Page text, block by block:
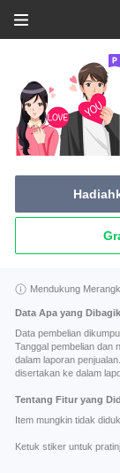
Mendukung
Data Apa yang
Data pembelian
Tanggal pembelian dan
dalam laporan
disertakan ke dalam
Tentang Fitur yang
Item mungkin tidak
Ketuk stiker untuk